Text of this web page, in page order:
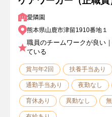
愛隣園
熊本県山鹿市津留1910番地１
職員のチームワークが良い
ている
賞与年2回 扶養手当あり
通勤手当あり 夜勤なし
育休あり 異動なし